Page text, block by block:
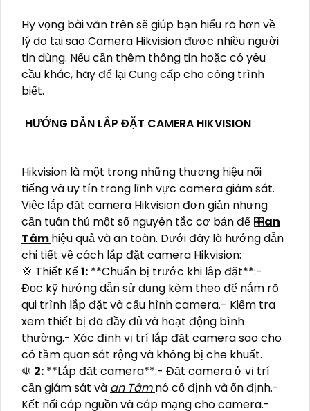
Hy vọng bài văn trên sẽ giúp bạn hiểu rõ hơn về
lý do tại sao Camera Hikvision được nhiều người
tin dùng. Nếu cần thêm thông tin hoặc có yêu
cầu khác, hãy để lại Cung cấp cho công trình
biết.
HƯỚNG DẪN LẮP ĐẶT CAMERA HIKVISION
Hikvision là một trong những thương hiệu nổi
tiếng và uy tín trong lĩnh vực camera giám sát.
Việc lắp đặt camera Hikvision đơn giản nhưng
cần tuân thủ một số nguyên tắc cơ bản để 🎛an
Tâmhiệu quả và an toàn. Dưới đây là hướng dẫn
chi tiết về cách lắp đặt camera Hikvision:
💢 Thiết Kế1: **Chuẩn bị trước khi lắp đặt**:-
Đọc kỹ hướng dẫn sử dụng kèm theo để nắm rõ
qui trình lắp đặt và cấu hình camera.- Kiểm tra
xem thiết bị đã đầy đủ và hoạt động bình
thường.- Xác định vị trí lắp đặt camera sao cho
có tầm quan sát rộng và không bị che khuất.
☫ 2: **Lắp đặt camera**:- Đặt camera ở vị trí
cần giám sát và an Tâmnó cố định và ổn định.-
Kết nối cáp nguồn và cáp mạng cho camera.-